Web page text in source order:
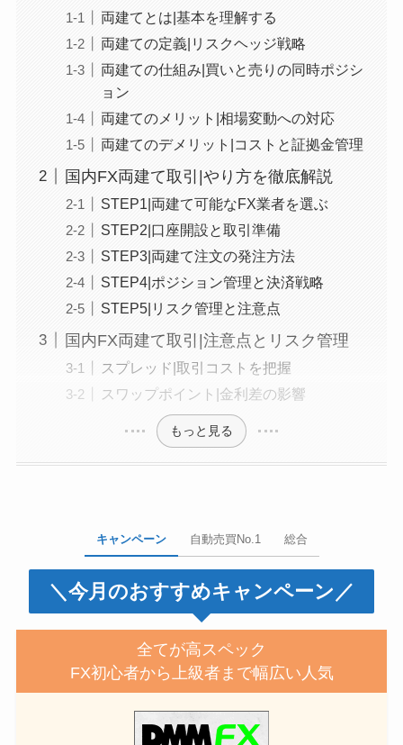
両建てとは|基本を理解する
両建ての定義|リスクヘッジ戦略
両建ての仕組み|買いと売りの同時ポジシ
ョン
両建てのメリット|相場変動への対応
両建てのデメリット|コストと証拠金管理
国内FX両建て取引|やり方を徹底解説
STEP1|両建て可能なFX業者を選ぶ
STEP2|口座開設と取引準備
STEP3|両建て注文の発注方法
STEP4|ポジション管理と決済戦略
STEP5|リスク管理と注意点
国内FX両建て取引|注意点とリスク管理
スプレッド|取引コストを把握
スワップポイント|金利差の影響
もっと見る
キャンペーン 自動売買No.1 総合
＼今月のおすすめキャンペーン／
全てが高スペック
FX初心者から上級者まで幅広い人気